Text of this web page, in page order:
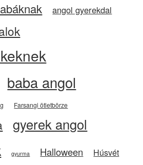
angol gyerekdal
baba angol
Farsangi ötletbörze
gyerek angol
gyurma Halloween Húsvét